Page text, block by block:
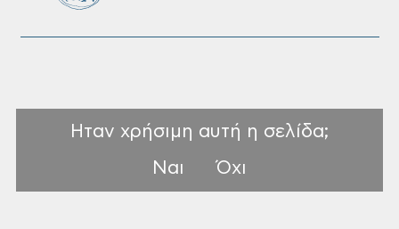
Ηταν χρήσιμη αυτή η σελίδα;
Ναι
Όχι